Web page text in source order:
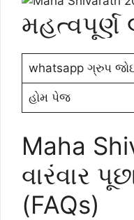
મહત્વપૂર્ણ
whatsapp ગ્રુપ
હોમ પેજ
Maha
વારંવાર
(FAQs)